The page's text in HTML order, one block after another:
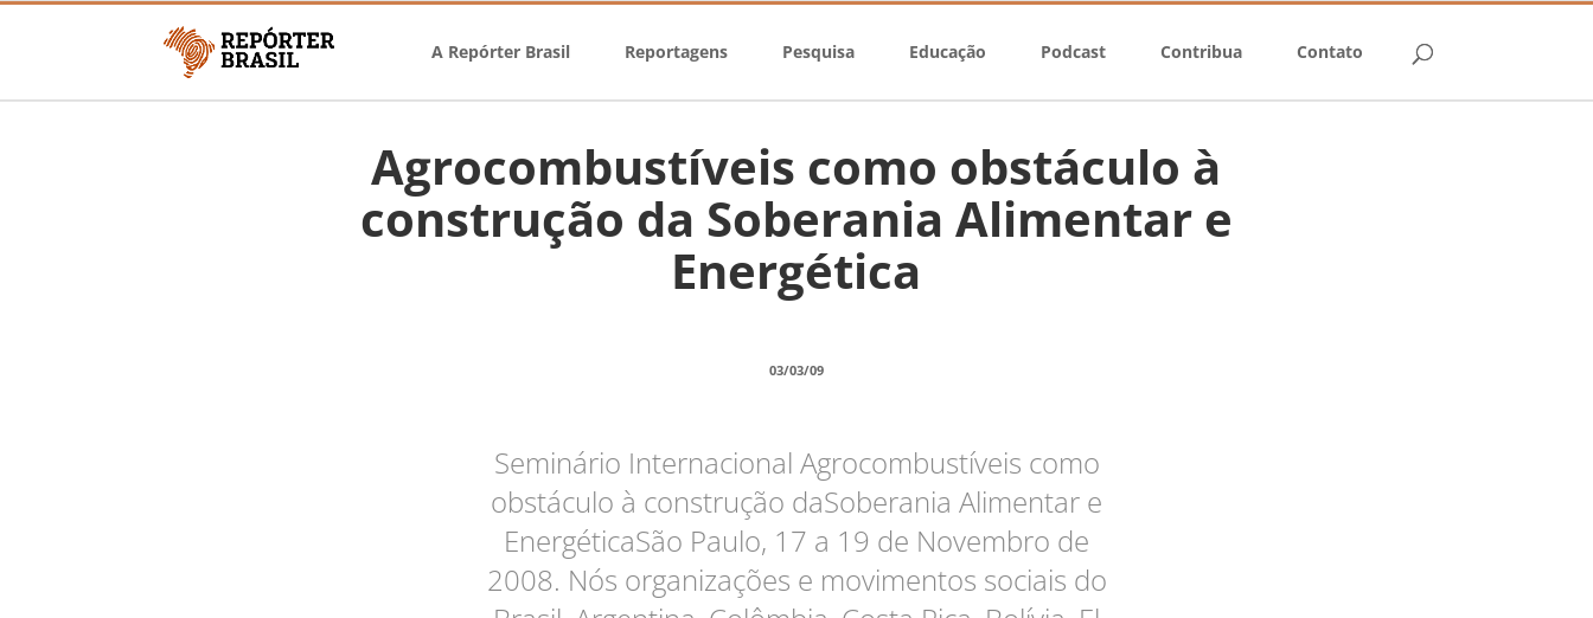
A Repórter Brasil Reportagens Pesquisa Educação Podcast Contribua Contato
Agrocombustíveis como obstáculo à
construção da Soberania Alimentar e
Energética
03/03/09
Seminário Internacional Agrocombustíveis como
obstáculo à construção daSoberania Alimentar e
EnergéticaSão Paulo, 17 a 19 de Novembro de
2008. Nós organizações e movimentos sociais do